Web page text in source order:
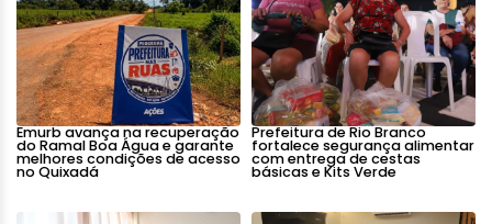
Emurb avança na recuperação
do Ramal Boa Água e garante
melhores condições de acesso
no Quixadá
Prefeitura de Rio Branco
fortalece segurança alimentar
com entrega de cestas
básicas e Kits Verde